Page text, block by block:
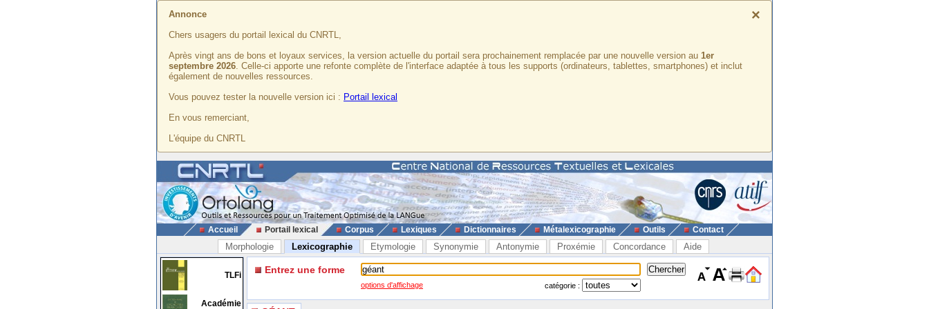
×
Annonce
Chers usagers du portail lexical du CNRTL,
Après vingt ans de bons et loyaux services, la version actuelle du portail sera prochainement remplacée par une nouvelle version au 1er
septembre 2026. Celle-ci apporte une refonte complète de l'interface adaptée à tous les supports (ordinateurs, tablettes, smartphones) et inclut
également de nouvelles ressources.
Vous pouvez tester la nouvelle version ici : Portail lexical
En vous remerciant,
L'équipe du CNRTL
Accueil Portail lexical Corpus Lexiques Dictionnaires Métalexicographie Outils Contact
Morphologie Lexicographie Etymologie Synonymie Antonymie Proxémie Concordance Aide
TLFi
Académie
Entrez une forme
options d'affichage catégorie :